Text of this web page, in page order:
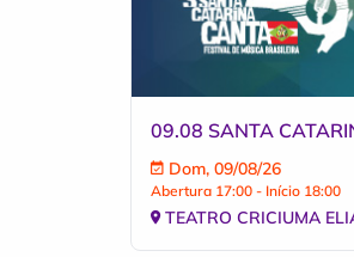
Dom, 09/08/26
Abertura 17:00 - Início 18:00
TEATRO CRICIUMA ELIAS